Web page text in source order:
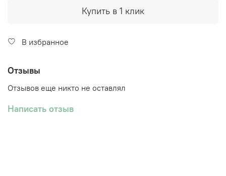
Купить в 1 клик
В избранное
Отзывы
Отзывов еще никто не оставлял
Написать отзыв